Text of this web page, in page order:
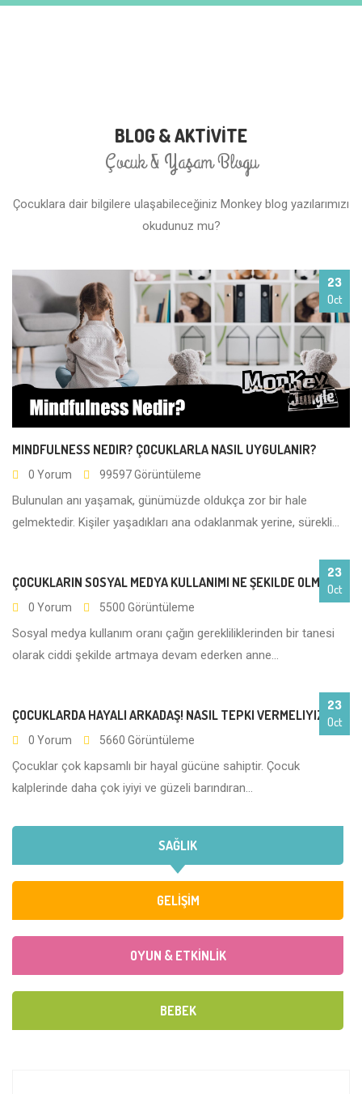
BLOG & AKTİVİTE
Çocuk & Yaşam Blogu
Çocuklara dair bilgilere ulaşabileceğiniz Monkey blog yazılarımızı
okudunuz mu?
23
Oct
MINDFULNESS NEDIR? ÇOCUKLARLA NASIL UYGULANIR?
0 Yorum 99597 Görüntüleme
Bulunulan anı yaşamak, günümüzde oldukça zor bir hale
gelmektedir. Kişiler yaşadıkları ana odaklanmak yerine, sürekli...
23
Oct
ÇOCUKLARIN SOSYAL MEDYA KULLANIMI NE ŞEKILDE OLMALI?
0 Yorum 5500 Görüntüleme
Sosyal medya kullanım oranı çağın gerekliliklerinden bir tanesi
olarak ciddi şekilde artmaya devam ederken anne...
23
Oct
ÇOCUKLARDA HAYALI ARKADAŞ! NASIL TEPKI VERMELIYIZ?
0 Yorum 5660 Görüntüleme
Çocuklar çok kapsamlı bir hayal gücüne sahiptir. Çocuk
kalplerinde daha çok iyiyi ve güzeli barındıran...
SAĞLIK
GELİŞİM
OYUN & ETKİNLİK
BEBEK